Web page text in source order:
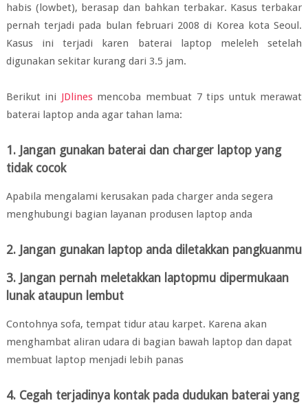
habis (lowbet), berasap dan bahkan terbakar. Kasus terbakar
pernah terjadi pada bulan februari 2008 di Korea kota Seoul.
Kasus ini terjadi karen baterai laptop meleleh setelah
digunakan sekitar kurang dari 3.5 jam.
Berikut ini JDlinesmencoba membuat 7 tips untuk merawat
baterai laptop anda agar tahan lama:
1. Jangan gunakan baterai dan charger laptop yang
tidak cocok
Apabila mengalami kerusakan pada charger anda segera
menghubungi bagian layanan produsen laptop anda
2. Jangan gunakan laptop anda diletakkan pangkuanmu
3. Jangan pernah meletakkan laptopmu dipermukaan
lunak ataupun lembut
Contohnya sofa, tempat tidur atau karpet. Karena akan
menghambat aliran udara di bagian bawah laptop dan dapat
membuat laptop menjadi lebih panas
4. Cegah terjadinya kontak pada dudukan baterai yang